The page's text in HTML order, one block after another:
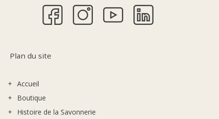
Plan du site
Accueil
Boutique
Histoire de la Savonnerie